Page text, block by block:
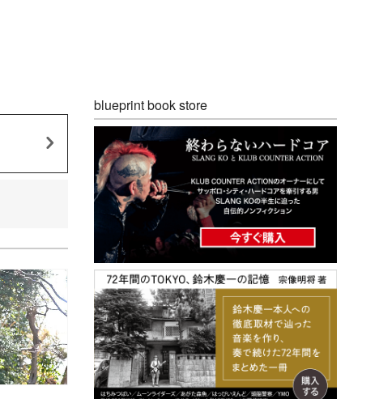
blueprint book store